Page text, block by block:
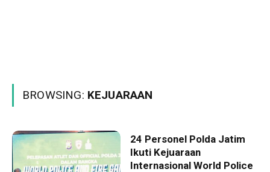
BROWSING: KEJUARAAN
24 Personel Polda Jatim
Ikuti Kejuaraan
Internasional World Police